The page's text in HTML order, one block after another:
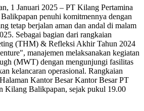
1 Januari 2025 – PT Kilang Pertamina
penuhi komitmennya dengan
tetap berjalan aman dan andal di malam
Sebagai bagian dari rangkaian
(THM) & Refleksi Akhir Tahun 2024
manajemen melaksanakan kegiatan
(MWT) dengan mengunjungi fasilitas
kelancaran operasional. Rangkaian
Kantor Besar Kantor Besar PT
Kilang Balikpapan, sejak pukul 19.00